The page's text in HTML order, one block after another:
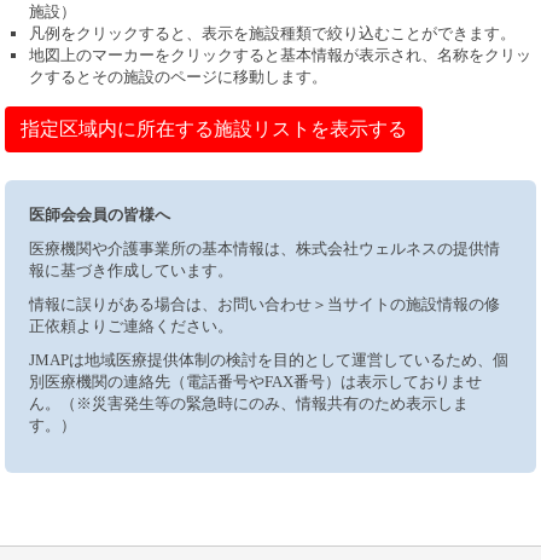
施設）
凡例をクリックすると、表示を施設種類で絞り込むことができます。
地図上のマーカーをクリックすると基本情報が表示され、名称をクリッ
クするとその施設のページに移動します。
指定区域内に所在する施設リストを表示する
医師会会員の皆様へ
医療機関や介護事業所の基本情報は、株式会社ウェルネスの提供情
報に基づき作成しています。
情報に誤りがある場合は、お問い合わせ＞当サイトの施設情報の修
正依頼よりご連絡ください。
JMAPは地域医療提供体制の検討を目的として運営しているため、個
別医療機関の連絡先（電話番号やFAX番号）は表示しておりませ
ん。（※災害発生等の緊急時にのみ、情報共有のため表示しま
す。）